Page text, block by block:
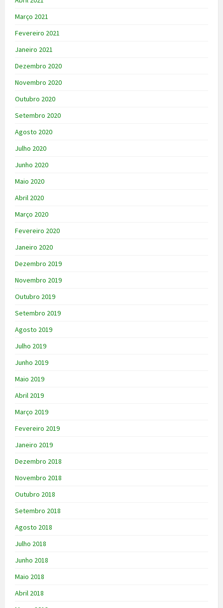
Março 2021
Fevereiro 2021
Janeiro 2021
Dezembro 2020
Novembro 2020
Outubro 2020
Setembro 2020
Agosto 2020
Julho 2020
Junho 2020
Maio 2020
Abril 2020
Março 2020
Fevereiro 2020
Janeiro 2020
Dezembro 2019
Novembro 2019
Outubro 2019
Setembro 2019
Agosto 2019
Julho 2019
Junho 2019
Maio 2019
Abril 2019
Março 2019
Fevereiro 2019
Janeiro 2019
Dezembro 2018
Novembro 2018
Outubro 2018
Setembro 2018
Agosto 2018
Julho 2018
Junho 2018
Maio 2018
Abril 2018